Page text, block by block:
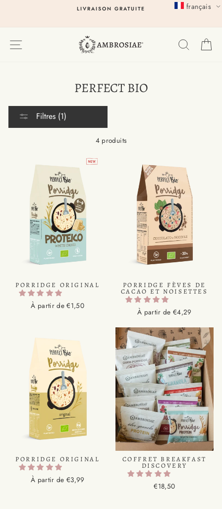
LIVRAISON GRATUITE
PERFECT BIO
Filtres (1)
4 produits
PORRIDGE ORIGINAL
À partir de €1,50
PORRIDGE FÈVES DE
CACAO ET NOISETTES
À partir de €4,29
PORRIDGE ORIGINAL
À partir de €3,99
COFFRET BREAKFAST
DISCOVERY
€18,50
français